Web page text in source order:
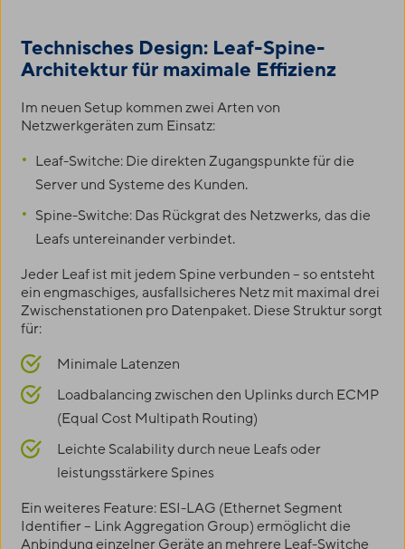
Technisches Design: Leaf-Spine-
Architektur für maximale Effizienz
Im neuen Setup kommen zwei Arten von
Netzwerkgeräten zum Einsatz:
Leaf-Switche: Die direkten Zugangspunkte für die
Server und Systeme des Kunden.
Spine-Switche: Das Rückgrat des Netzwerks, das die
Leafs untereinander verbindet.
Jeder Leaf ist mit jedem Spine verbunden – so entsteht
ein engmaschiges, ausfallsicheres Netz mit maximal drei
Zwischenstationen pro Datenpaket. Diese Struktur sorgt
für:
Minimale Latenzen
Loadbalancing zwischen den Uplinks durch ECMP
(Equal Cost Multipath Routing)
Leichte Scalability durch neue Leafs oder
leistungsstärkere Spines
Ein weiteres Feature: ESI-LAG (Ethernet Segment
Identifier – Link Aggregation Group) ermöglicht die
Anbindung einzelner Geräte an mehrere Leaf-Switche